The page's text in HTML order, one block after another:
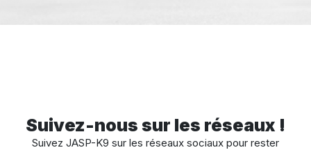
Suivez-nous sur les réseaux !
Suivez JASP-K9 sur les réseaux sociaux pour rester